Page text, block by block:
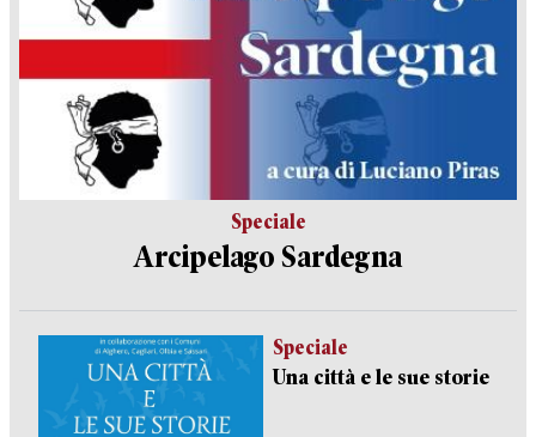
Speciale
Arcipelago Sardegna
Speciale
Una città e le sue storie